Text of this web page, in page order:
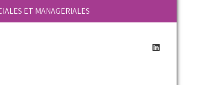
ET MANAGERIALES